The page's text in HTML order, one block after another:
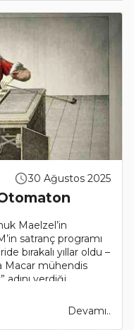
30 Ağustos 2025
Maelzel’in
satranç programı
bırakalı yıllar oldu –
Macar mühendis
verdiği
Devamı..